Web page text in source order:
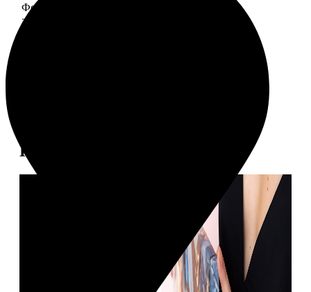
ФотоМозаика
30х40 пенокартон
Примеры работ